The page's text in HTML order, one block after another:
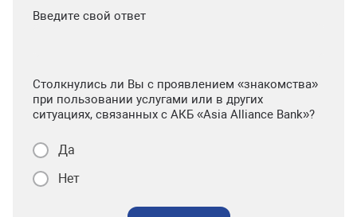
Введите свой ответ
Столкнулись ли Вы с проявлением «знакомства»
при пользовании услугами или в других
ситуациях, связанных с АКБ «Asia Alliance Bank»?
Да
Нет